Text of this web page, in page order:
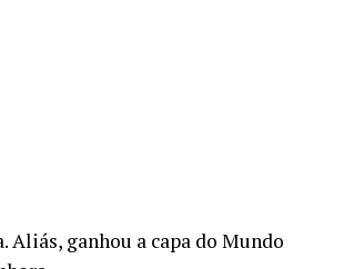
ganhou a capa do Mundo